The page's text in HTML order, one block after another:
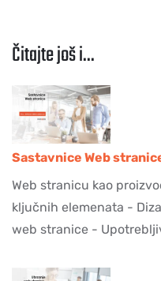
Čitajte još i...
Sastavnice Web
Web stranicu kao
ključnih elemenata -
web stranice -